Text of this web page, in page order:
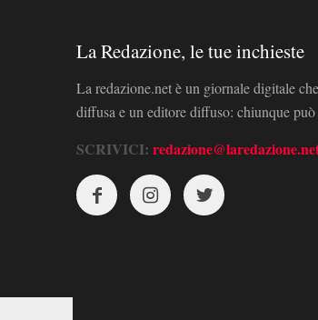
La Redazione, le tue inchieste
La redazione.net è un giornale digitale
diffusa e un editore diffuso: chiunque
SCRIVICI: